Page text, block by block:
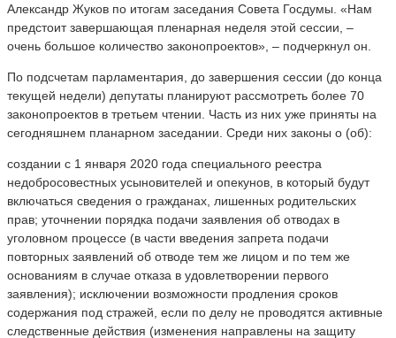
Александр Жуков по итогам заседания Совета Госдумы. «Нам
предстоит завершающая пленарная неделя этой сессии, –
очень большое количество законопроектов», – подчеркнул он.
По подсчетам парламентария, до завершения сессии (до конца
текущей недели) депутаты планируют рассмотреть более 70
законопроектов в третьем чтении. Часть из них уже приняты на
сегодняшнем планарном заседании. Среди них законы о (об):
создании с 1 января 2020 года специального реестра
недобросовестных усыновителей и опекунов, в который будут
включаться сведения о гражданах, лишенных родительских
прав; уточнении порядка подачи заявления об отводах в
уголовном процессе (в части введения запрета подачи
повторных заявлений об отводе тем же лицом и по тем же
основаниям в случае отказа в удовлетворении первого
заявления); исключении возможности продления сроков
содержания под стражей, если по делу не проводятся активные
следственные действия (изменения направлены на защиту